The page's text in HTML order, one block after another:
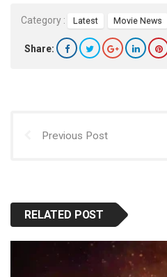
Category : Latest Movie News
Share:
Previous Post
RELATED POST